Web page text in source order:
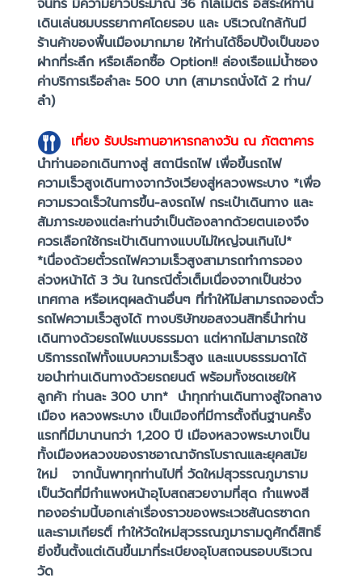
จันทร์ มีความยาวประมาณ 36 กิโลเมตร อิสระให้ท่าน
เดินเล่นชมบรรยากาศโดยรอบ และ บริเวณใกล้กันมี
ร้านค้าของพื้นเมืองมากมาย ให้ท่านได้ช็อปปิ้งเป็นของ
ฝากที่ระลึก หรือเลือกซื้อ Option!! ล่องเรือแม่น้ำซอง
ค่าบริการเรือลำละ 500 บาท (สามารถนั่งได้ 2 ท่าน/
ลำ)
เที่ยง รับประทานอาหารกลางวัน ณ ภัตตาคาร
นำท่านออกเดินทางสู่ สถานีรถไฟ เพื่อขึ้นรถไฟ
ความเร็วสูงเดินทางจากวังเวียงสู่หลวงพระบาง *เพื่อ
ความรวดเร็วในการขึ้น-ลงรถไฟ กระเป๋าเดินทาง และ
สัมภาระของแต่ละท่านจำเป็นต้องลากด้วยตนเองจึง
ควรเลือกใช้กระเป้าเดินทางแบบไม่ใหญ่จนเกินไป*
*เนื่องด้วยตั๋วรถไฟความเร็วสูงสามารถทำการจอง
ล่วงหน้าได้ 3 วัน ในกรณีตั๋วเต็มเนื่องจากเป็นช่วง
เทศกาล หรือเหตุผลด้านอื่นๆ ที่ทำให้ไม่สามารถจองตั๋ว
รถไฟความเร็วสูงได้ ทางบริษัทขอสงวนสิทธิ์นำท่าน
เดินทางด้วยรถไฟแบบธรรมดา แต่หากไม่สามารถใช้
บริการรถไฟทั้งแบบความเร็วสูง และแบบธรรมดาได้
ขอนำท่านเดินทางด้วยรถยนต์ พร้อมทั้งชดเชยให้
ลูกค้า ท่านละ 300 บาท* นำทุกท่านเดินทางสู่ใจกลาง
เมือง หลวงพระบาง เป็นเมืองที่มีการตั้งถิ่นฐานครั้ง
แรกที่มีมานานกว่า 1,200 ปี เมืองหลวงพระบางเป็น
ทั้งเมืองหลวงของราชอาณาจักรโบราณและยุคสมัย
ใหม่ จากนั้นพาทุกท่านไปที่ วัดใหม่สุวรรณภูมาราม
เป็นวัดที่มีกำแพงหน้าอุโบสถสวยงามที่สุด กำแพงสี
ทองอร่ามนี้บอกเล่าเรื่องราวของพระเวชสันดรซาดก
และรามเกียรติ์ ทำให้วัดใหม่สุวรรณภูมารามดูศักดิ์สิทธิ์
ยิ่งขึ้นตั้งแต่เดินขึ้นมาที่ระเบียงอุโบสถจนรอบบริเวณ
วัด